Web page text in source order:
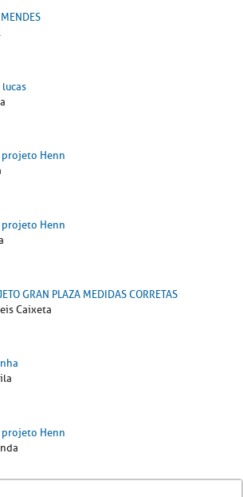
lucas
projeto Henn
projeto Henn
GRAN PLAZA MEDIDAS CORRETAS
Caixeta
projeto Henn